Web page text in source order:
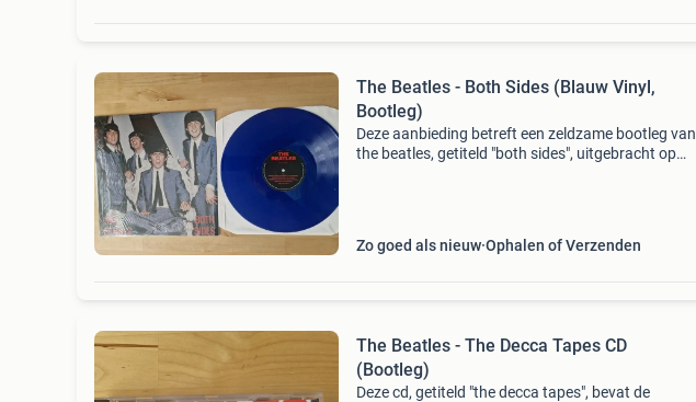
The Beatles - Both Sides (Blauw Vinyl,
Bootleg)
Deze aanbieding betreft een zeldzame bootleg van
the beatles, getiteld "both sides", uitgebracht op
Zo goed als nieuw Ophalen of Verzenden
The Beatles - The Decca Tapes CD
(Bootleg)
Deze cd, getiteld "the decca tapes", bevat de